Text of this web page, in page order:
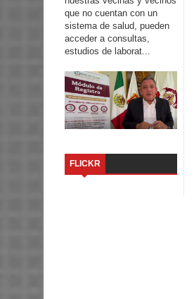
que no cuentan con un
sistema de salud, pueden
acceder a consultas,
estudios de laborat...
FLICKR